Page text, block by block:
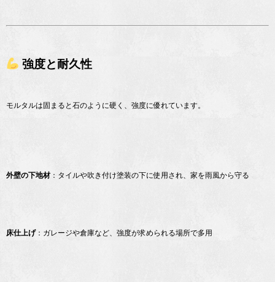
強度と耐久性
モルタルは固まると石のように硬く、強度に優れています。
外壁の下地材：タイルや吹き付け塗装の下に使用され、家を雨風から守る
床仕上げ：ガレージや倉庫など、強度が求められる場所で多用